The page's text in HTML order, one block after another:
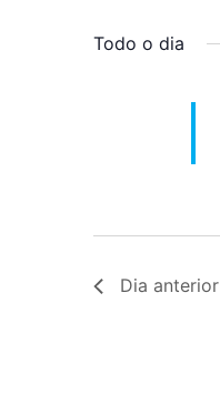
Eventos
Todo o dia
Dia anterior